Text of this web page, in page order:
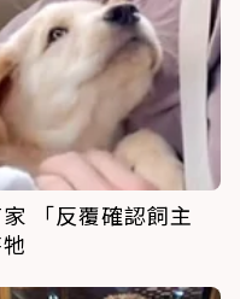
「反覆確認飼主